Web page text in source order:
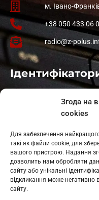
Згода на
cookies
Для забезпечення
такі як файли cookie, для
вашого пристрою. Надання
дозволить нам обробляти
сайту або унікальні
відкликання може негативно
сайту.
м. Івано-
+38 050 433 06
radio@z-
: L11-01410
: L11-01801
Косів: L11-01805
Гарасимів: L11-02274